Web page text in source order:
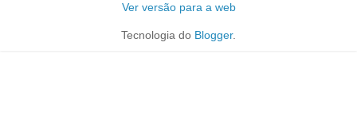
Ver versão para a web
Tecnologia do Blogger.